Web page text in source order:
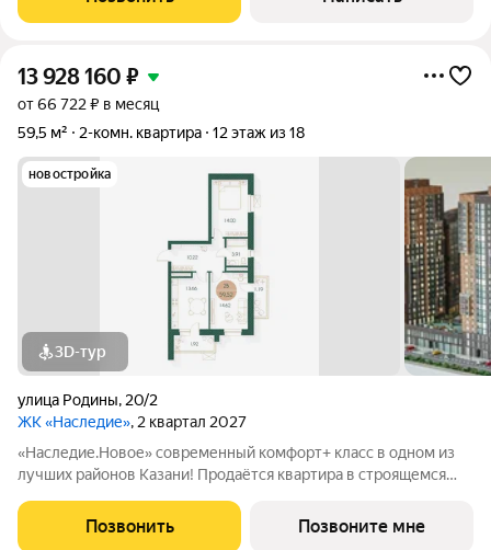
города . Общая площадь - 41 кв. м.
13 928 160 ₽
от 66 722 ₽ в месяц
59,5 м²
2-комн. квартира 12 этаж из 18
новостройка
3D-тур
улица Родины, 20/2
ЖК «Наследие», 2 квартал 2027
«Наследие.Новое» современный комфорт+ класс в одном из
лучших районов Казани! Продаётся квартира в строящемся
застройщика СЗ «Глобал Плюс». Расположение: Советский
район, ул. Родины, 20 (рядом ул. Аделя
Позвонить Позвоните мне